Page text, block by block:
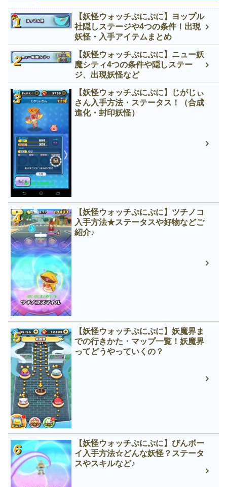
【妖怪ウォッチぷにぷに】ヨップル
社隠しステージや4つの条件！出現
妖怪・入手アイテムまとめ
【妖怪ウォッチぷにぷに】ニュー妖
魔シティ4つの条件や隠しステー
ジ、出現妖怪など
【妖怪ウォッチぷにぷに】じがじぃ
さん入手方法・ステータス！（合成
進化・封印妖怪）
【妖怪ウォッチぷにぷに】ツチノコ
入手方法★ステータスや好物などご
紹介♪
【妖怪ウォッチぷにぷに】妖魔界ま
での行きかた・マップ一覧！妖魔界
ってどうやっていくの？
【妖怪ウォッチぷにぷに】びんボー
イ入手方法☆どんな妖怪？ステータ
スやスキルなど♪